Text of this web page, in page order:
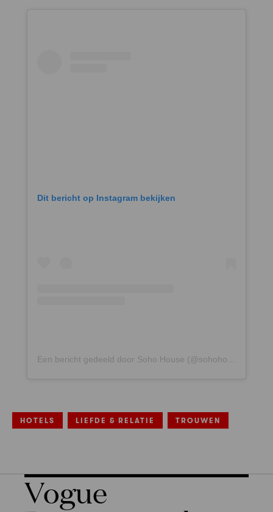
Dit bericht op Instagram bekijken
HOTELS LIEFDE & RELATIE TROUWEN
Vogue